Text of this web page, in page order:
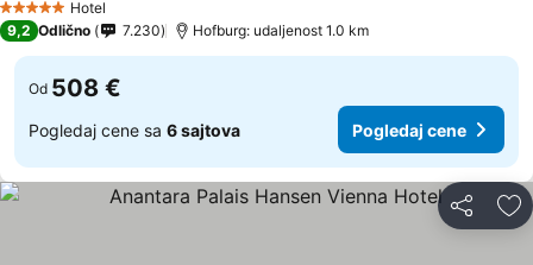
5 ZvezdiceHotel
9,2 Odlično 7.230 Hofburg: udaljenost 1.0 km
Od 508 €
Pogledaj cene sa 6 sajtova Pogledaj cene
Deli